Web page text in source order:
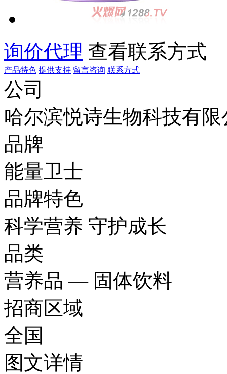
询价代理 查看联系方式
产品特色 提供支持 留言咨询 联系方式
公司
哈尔滨悦诗生物科技有限
品牌
能量卫士
品牌特色
科学营养 守护成长
品类
营养品 — 固体饮料
招商区域
全国
图文详情